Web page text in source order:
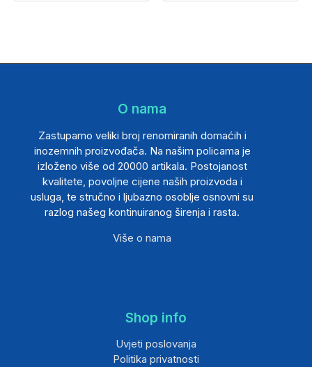
O nama
Zastupamo veliki broj renomiranih domaćih i
inozemnih proizvođača. Na našim policama je
izloženo više od 20000 artikala. Postojanost
kvalitete, povoljne cijene naših proizvoda i
usluga, te stručno i ljubazno osoblje osnovni su
razlog našeg kontinuiranog širenja i rasta.
Više o nama
Shop info
Uvjeti poslovanja
Politika privatnosti